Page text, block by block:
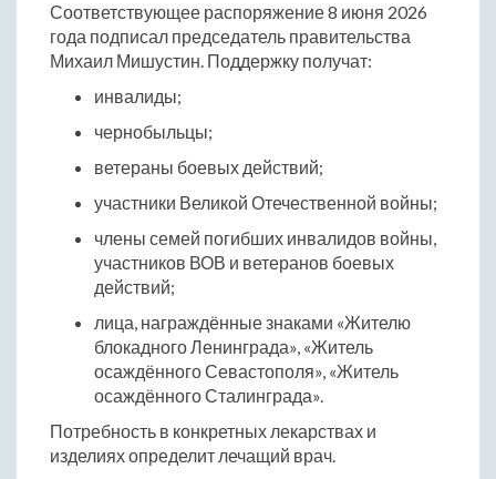
Соответствующее распоряжение 8 июня 2026
года подписал председатель правительства
Михаил Мишустин. Поддержку получат:
инвалиды;
чернобыльцы;
ветераны боевых действий;
участники Великой Отечественной войны;
члены семей погибших инвалидов войны,
участников ВОВ и ветеранов боевых
действий;
лица, награждённые знаками «Жителю
блокадного Ленинграда», «Житель
осаждённого Севастополя», «Житель
осаждённого Сталинграда».
Потребность в конкретных лекарствах и
изделиях определит лечащий врач.